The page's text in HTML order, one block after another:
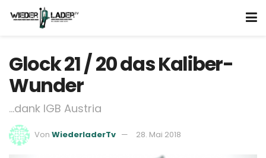
Glock 21 / 20 das Kaliber-
Wunder
...dank IGB Austria
Von WiederladerTv 28. Mai 2018